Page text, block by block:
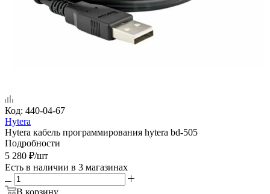
Код: 440-04-67
Hytera
Hytera кабель программирования hytera bd-505
Подробности
5 280 ₽/шт
Есть в наличии в 3 магазинах
В корзину